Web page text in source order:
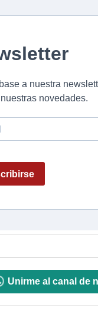
Unirme al canal de